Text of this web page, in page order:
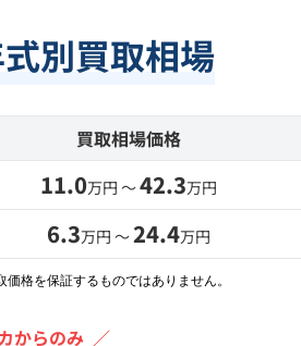
別買取相場
買取相場価格
11.0万円 〜42.3万円
6.3万円 〜24.4万円
格を保証するものではありません。
からのみ ／